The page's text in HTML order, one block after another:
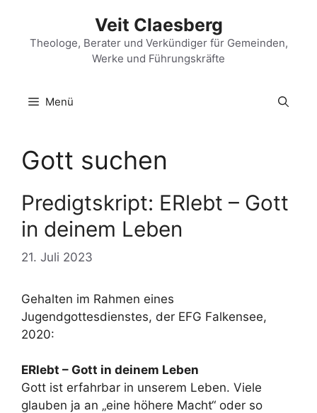
springen
Veit Claesberg
Theologe, Berater und Verkündiger für Gemeinden,
Werke und Führungskräfte
Menü
Gott suchen
Predigtskript: ERlebt – Gott
in deinem Leben
21. Juli 2023
Gehalten im Rahmen eines
Jugendgottesdienstes, der EFG Falkensee,
2020:
ERlebt – Gott in deinem Leben
Gott ist erfahrbar in unserem Leben. Viele
glauben ja an „eine höhere Macht“ oder so